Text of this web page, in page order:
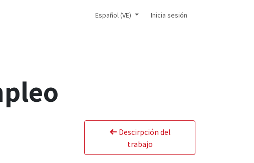
Español (VE) Inicia sesión
Descirpción del
trabajo